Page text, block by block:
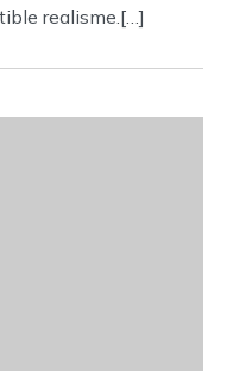
realisme.[…]